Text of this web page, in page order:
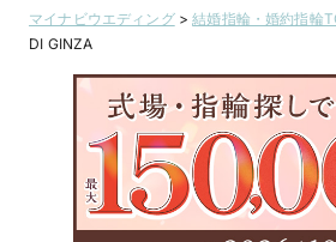
マイナビウエディング>結婚指輪・婚約指輪
DI GINZA